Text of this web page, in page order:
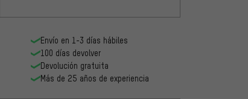
Envío en 1-3 días hábiles
100 días devolver
Devolución gratuita
Más de 25 años de experiencia